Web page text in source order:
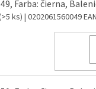
Farba: čierna,
ks) | 0202061560049